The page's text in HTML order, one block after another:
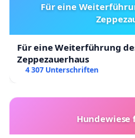
Für eine
Für eine Weiterführung
Zeppezauerhaus
4 307 Unterschriften
Hundewiese